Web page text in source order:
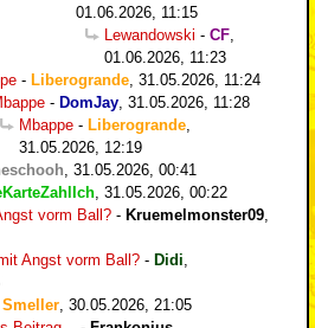
01.06.2026, 11:15
Lewandowski - CF
01.06.2026, 11:23
- Liberogrande 31.05.2026, 11:24
- DomJay 31.05.2026, 11:28
Mbappe - Liberogrande
31.05.2026, 12:19
31.05.2026, 00:41
31.05.2026, 00:22
vorm Ball? - Kruemelmonster09
Angst vorm Ball? - Didi
Smeller 30.05.2026, 21:05